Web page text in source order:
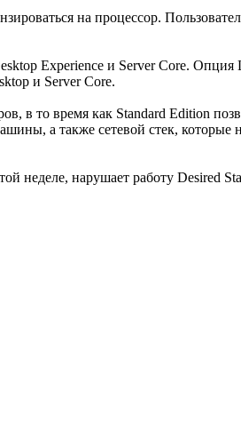
на процессор.
Experience и Server Core.
и Server Core.
в то время как Standard Edition
а также сетевой стек, которые
неделе, нарушает работу Desired